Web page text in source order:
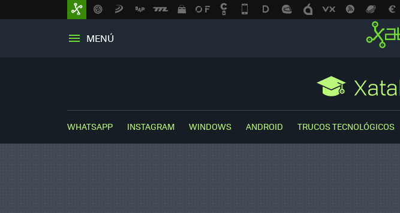
MENÚ
WHATSAPP INSTAGRAM WINDOWS ANDROID TRUCOS TECNOLÓGICOS